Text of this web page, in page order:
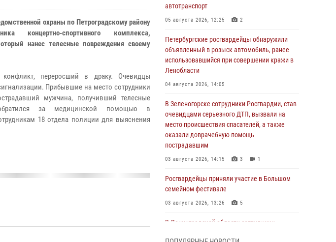
охраны по Петроградскому району
концертно-спортивного комплекса,
нанес телесные повреждения своему
переросший в драку. Очевидцы
Прибывшие на место сотрудники
мужчина, получивший телесные
за медицинской помощью в
18 отдела полиции для выяснения
автотранспорт
05 августа 2026, 12:25 2
Петербургские росгвардейцы обнаружили
объявленный в розыск автомобиль, ранее
использовавшийся при совершении кражи в
Ленобласти
04 августа 2026, 14:05
В Зеленогорске сотрудники Росгвардии, став
очевидцами серьезного ДТП, вызвали на
место происшествия спасателей, а также
оказали доврачебную помощь
пострадавшим
03 августа 2026, 14:15 3 1
Росгвардейцы приняли участие в Большом
семейном фестивале
03 августа 2026, 13:26 5
В Ленинградской области сотрудники